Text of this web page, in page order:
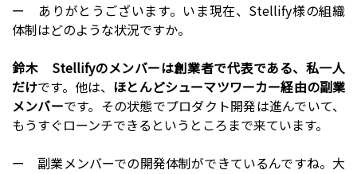
ー ありがとうございます。いま現在、Stellify様の組織
体制はどのような状況ですか。
鈴木
Stellifyのメンバーは創業者で代表である、私一人
だけです。他は、 ほとんどシューマツワーカー経由の副業
メンバーです。その状態でプロダクト開発は進んでいて、
もうすぐローンチできるというところまで来ています。
ー 副業メンバーでの開発体制ができているんですね。大